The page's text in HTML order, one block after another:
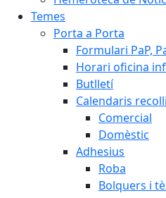
Temes
Porta a Porta
Formulari PaP,
Horari oficina
Butlletí
Calendaris
Comercial
Domèstic
Adhesius
Roba
Bolquers i